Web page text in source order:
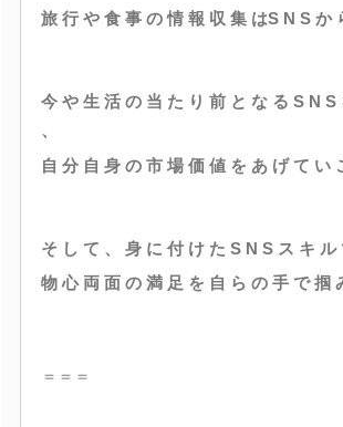
旅 行 や 食 事 の 情 報 収 集 はS N S か
今 や 生 活 の 当 た り 前 と な る S N S
、
自 分 自 身 の 市 場 価 値 を あ げ て い
そ し て 、 身 に 付 け た S N S ス キ ル
物 心 両 面 の 満 足 を 自 ら の 手 で 掴
＝＝＝